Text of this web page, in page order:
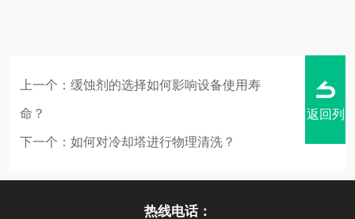
上一个： 缓蚀剂的选择如何影响设备使用寿
命？
下一个： 如何对冷却塔进行物理清洗？
返回列
热线电话：